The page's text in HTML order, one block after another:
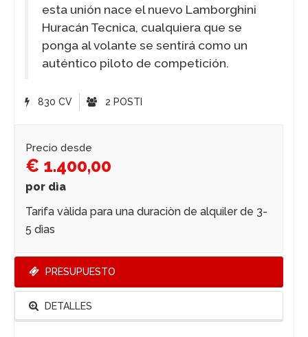
esta unión nace el nuevo Lamborghini
Huracán Tecnica, cualquiera que se
ponga al volante se sentirá como un
auténtico piloto de competición.
830 CV 2 POSTI
Precio desde
€ 1.400,00
por dìa
Tarifa vàlida para una duraciòn de alquiler de 3-
5 dìas
PRESUPUESTO
DETALLES